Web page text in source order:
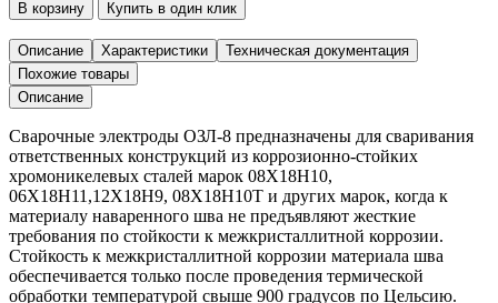
Электроды
ОЗЛ-8
ф3
(5кг),
кг.
В корзину Купить в один клик
Описание Характеристики
Техническая документация
Похожие товары
Описание
Сварочные электроды ОЗЛ-8 предназначены для сваривания
ответственных конструкций из коррозионно-стойких
хромоникелевых сталей марок 08Х18Н10,
06Х18Н11,12Х18Н9, 08Х18Н10Т и других марок, когда к
материалу наваренного шва не предъявляют жесткие
требования по стойкости к межкристаллитной коррозии.
Стойкость к межкристаллитной коррозии материала шва
обеспечивается только после проведения термической
обработки температурой свыше 900 градусов по Цельсию.